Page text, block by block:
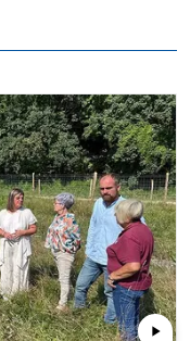
play_arrow